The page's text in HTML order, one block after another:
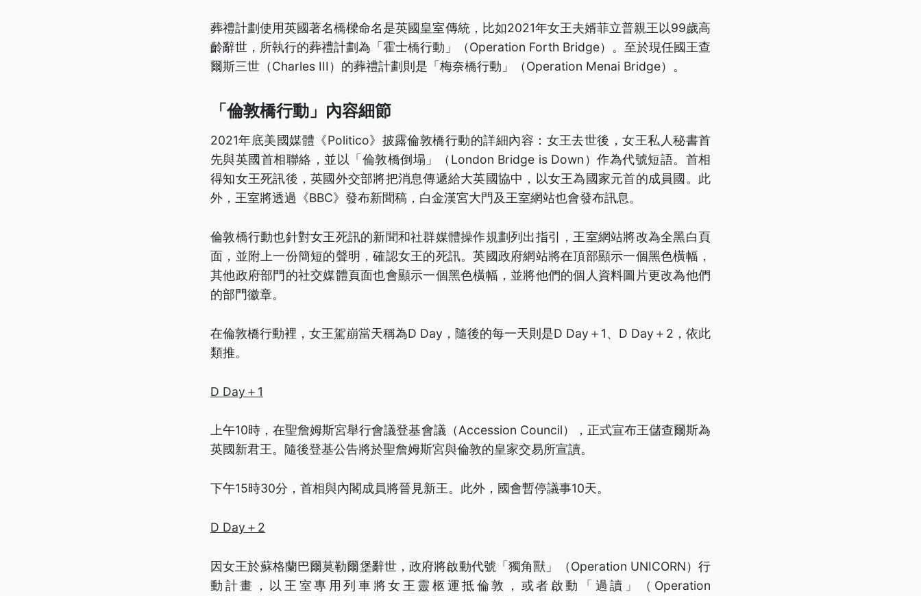
葬禮計劃使用英國著名橋樑命名是英國皇室傳統，比如2021年女王夫婿菲立普親王以99歲高
齡辭世，所執行的葬禮計劃為「霍士橋行動」（Operation Forth Bridge）。至於現任國王查
爾斯三世（Charles III）的葬禮計劃則是「梅奈橋行動」（Operation Menai Bridge）。
「倫敦橋行動」內容細節
2021年底美國媒體《Politico》披露倫敦橋行動的詳細內容：女王去世後，女王私人秘書首
先與英國首相聯絡，並以「倫敦橋倒塌」（London Bridge is Down）作為代號短語。首相
得知女王死訊後，英國外交部將把消息傳遞給大英國協中，以女王為國家元首的成員國。此
外，王室將透過《BBC》發布新聞稿，白金漢宮大門及王室網站也會發布訊息。
倫敦橋行動也針對女王死訊的新聞和社群媒體操作規劃列出指引，王室網站將改為全黑白頁
面，並附上一份簡短的聲明，確認女王的死訊。英國政府網站將在頂部顯示一個黑色橫幅，
其他政府部門的社交媒體頁面也會顯示一個黑色橫幅，並將他們的個人資料圖片更改為他們
的部門徽章。
在倫敦橋行動裡，女王駕崩當天稱為D Day，隨後的每一天則是D Day＋1、D Day＋2，依此
類推。
D Day＋1
上午10時，在聖詹姆斯宮舉行會議登基會議（Accession Council），正式宣布王儲查爾斯為
英國新君王。隨後登基公告將於聖詹姆斯宮與倫敦的皇家交易所宣讀。
下午15時30分，首相與內閣成員將晉見新王。此外，國會暫停議事10天。
D Day＋2
因女王於蘇格蘭巴爾莫勒爾堡辭世，政府將啟動代號「獨角獸」（Operation UNICORN）行
動計畫，以王室專用列車將女王靈柩運抵倫敦，或者啟動「過讀」（Operation